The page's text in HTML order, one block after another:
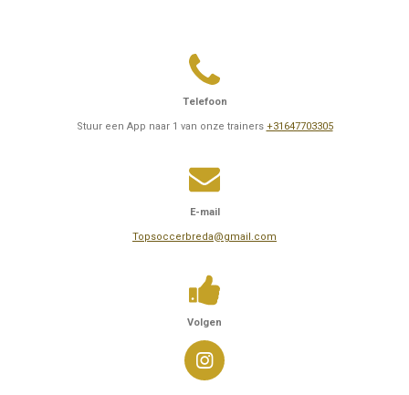
Telefoon
Stuur een App naar 1 van onze trainers +31647703305
E-mail
Topsoccerbreda@gmail.com
Volgen
I
n